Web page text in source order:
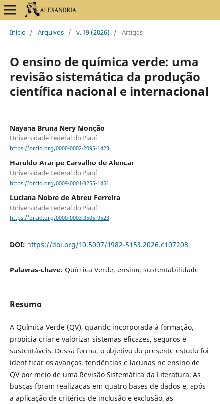
Início / Arquivos / v. 19 (2026) / Artigos
O ensino de química verde: uma
revisão sistemática da produção
científica nacional e internacional
Nayana Bruna Nery Monção
Universidade Federal do Piauí
https://orcid.org/0000-0002-2095-1423
Haroldo Araripe Carvalho de Alencar
Universidade Federal do Piauí
https://orcid.org/0009-0001-3255-1451
Luciana Nobre de Abreu Ferreira
Universidade Federal do Piauí
https://orcid.org/0000-0003-3505-9523
DOI: https://doi.org/10.5007/1982-5153.2026.e107208
Palavras-chave: Química Verde, ensino, sustentabilidade
Resumo
A Química Verde (QV), quando incorporada à formação,
propicia criar e valorizar sistemas eficazes, seguros e
sustentáveis. Dessa forma, o objetivo do presente estudo foi
identificar os avanços, tendências e lacunas no ensino de
QV por meio de uma Revisão Sistemática da Literatura. As
buscas foram realizadas em quatro bases de dados e, após
a aplicação de critérios de inclusão e exclusão, as